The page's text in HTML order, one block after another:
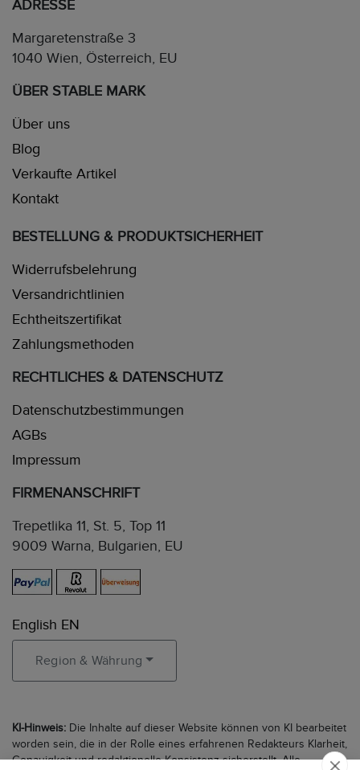
ADRESSE
Margaretenstraße 3
1040 Wien, Österreich, EU
ÜBER STABLE MARK
Über uns
Blog
Verkaufte Artikel
Kontakt
BESTELLUNG & PRODUKTSICHERHEIT
Widerrufsbelehrung
Versandrichtlinien
Echtheitszertifikat
Zahlungsmethoden
RECHTLICHES & DATENSCHUTZ
Datenschutzbestimmungen
AGBs
Impressum
FIRMENANSCHRIFT
Trepetlika 11, St. 5, Top 11
9009 Warna, Bulgarien, EU
English EN
Region & Währung
KI-Hinweis: Die Inhalte auf dieser Website können von KI bearbeitet
worden sein, die in der Rolle eines erfahrenen Redakteurs Klarheit,
Genauigkeit und redaktionelle Konsistenz sicherstellt. Alle